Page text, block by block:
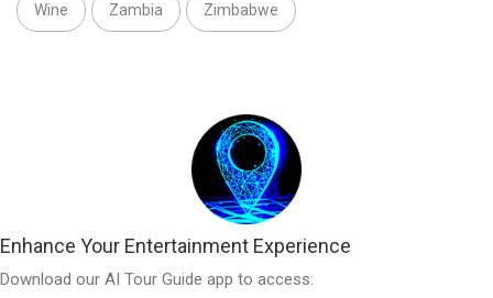
Wine Zambia Zimbabwe
Enhance Your Entertainment Experience
Download our AI Tour Guide app to access: